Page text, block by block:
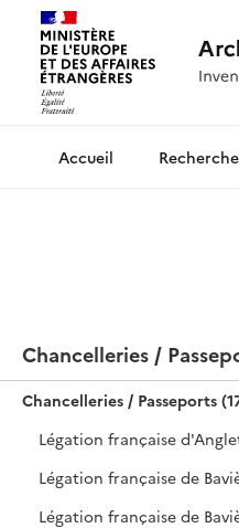
Archives diplomatiques
Chancelleries /
Chancelleries / Passeports
Légation française
Légation française de